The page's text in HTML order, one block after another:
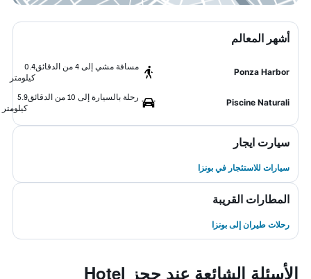
أشهر المعالم
Ponza Harbor
مسافة مشي إلى 4 من الدقائق
0.4
كيلومتر
Piscine Naturali
رحلة بالسيارة إلى 10 من الدقائق
5.9
كيلومتر
سيارت ايجار
سيارات للاستئجار في بونزا
المطارات القريبة
رحلات طيران إلى بونزا
الأسئلة الشائعة عند حجز Hotel